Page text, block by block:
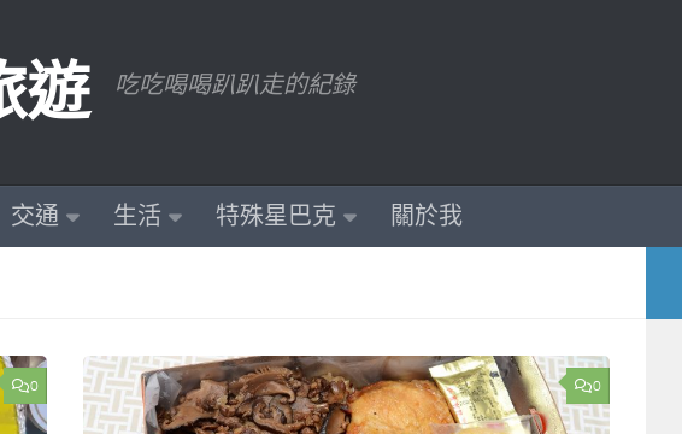
遊 吃吃喝喝趴趴走的紀錄
交通 生活 特殊星巴克 關於我
0 0